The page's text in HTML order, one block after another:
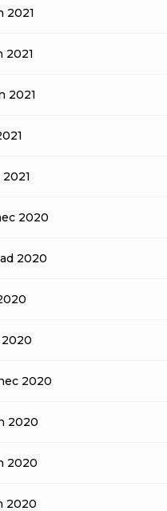
2021
2021
2021
2020
2020
2020
2020
2020
2020